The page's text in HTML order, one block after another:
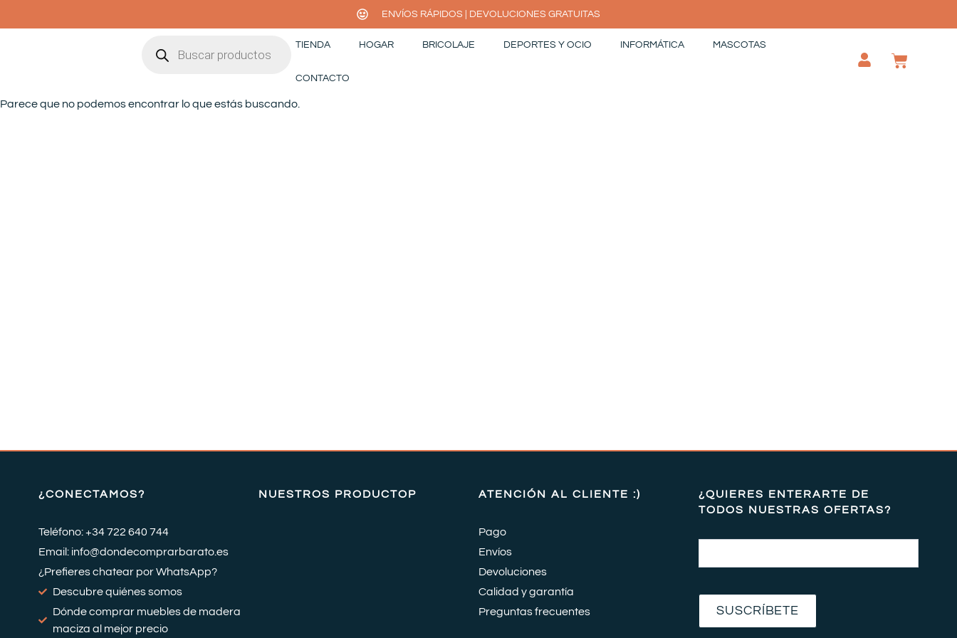
al
ENVÍOS RÁPIDOS | DEVOLUCIONES GRATUITAS
productos
TIENDA HOGAR BRICOLAJE DEPORTES Y OCIO INFORMÁTICA MASCOTAS
CONTACTO
Parece que no podemos encontrar lo que estás buscando.
¿CONECTAMOS?
Teléfono: +34 722 640 744
Email: info@dondecomprarbarato.es
¿Prefieres chatear por WhatsApp?
Descubre quiénes somos
Dónde comprar muebles de madera
maciza al mejor precio
NUESTROS PRODUCTOP ATENCIÓN AL CLIENTE :)
Pago
Envíos
Devoluciones
Calidad y garantía
Preguntas frecuentes
¿QUIERES ENTERARTE DE
TODOS NUESTRAS OFERTAS?
SUSCRÍBETE